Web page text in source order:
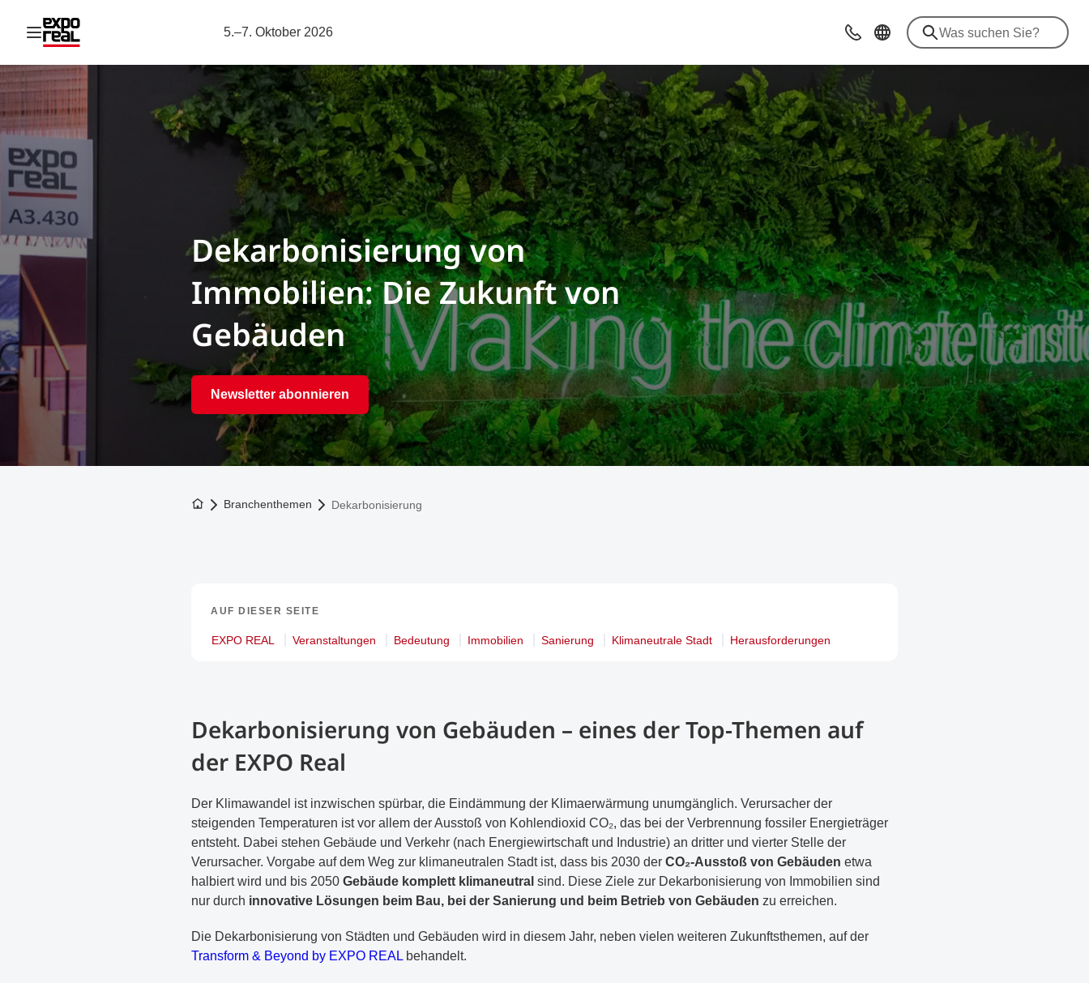
Navigation öffnen 5.–7. Oktober 2026 Kontakt
Dekarbonisierung von
Immobilien: Die Zukunft von
Gebäuden
Newsletter abonnieren
Zur Startseite
Branchenthemen Dekarbonisierung
AUF DIESER SEITE
EXPO REAL Veranstaltungen Bedeutung Immobilien Sanierung Klimaneutrale Stadt Herausforderungen
Dekarbonisierung von Gebäuden – eines der Top-Themen auf
der EXPO Real
Der Klimawandel ist inzwischen spürbar, die Eindämmung der Klimaerwärmung unumgänglich. Verursacher der
steigenden Temperaturen ist vor allem der Ausstoß von Kohlendioxid CO₂, das bei der Verbrennung fossiler Energieträger
entsteht. Dabei stehen Gebäude und Verkehr (nach Energiewirtschaft und Industrie) an dritter und vierter Stelle der
Verursacher. Vorgabe auf dem Weg zur klimaneutralen Stadt ist, dass bis 2030 der CO₂-Ausstoß von Gebäuden etwa
halbiert wird und bis 2050 Gebäude komplett klimaneutral sind. Diese Ziele zur Dekarbonisierung von Immobilien sind
nur durch innovative Lösungen beim Bau, bei der Sanierung und beim Betrieb von Gebäuden zu erreichen.
Die Dekarbonisierung von Städten und Gebäuden wird in diesem Jahr, neben vielen weiteren Zukunftsthemen, auf der
Transform & Beyond by EXPO REAL behandelt.